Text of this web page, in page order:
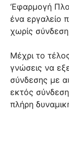
‘Εφαρμογή
ένα εργαλείο
χωρίς
Μέχρι το
γνώσεις να
σύνδεσης με
εκτός
πλήρη